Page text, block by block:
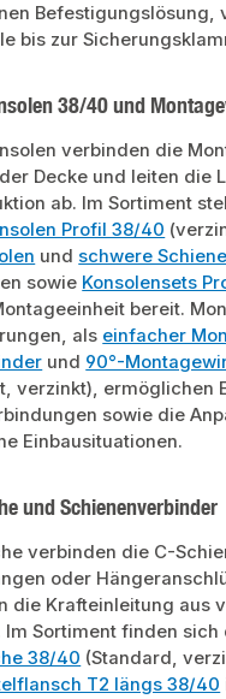
Befestigungslösung,
bis zur
38/40 und
verbinden die
Decke und leiten die
ab. Im Sortiment
Profil 38/40
und schwere
sowie Konsolensets
bereit.
als einfacher
und 90°-
verzinkt), ermöglichen
sowie die
Einbausituationen.
und Schienenverbinder
verbinden die C-
oder
die Krafteinleitung aus
Im Sortiment finden sich
38/40 (Standard,
T2 längs 38/40